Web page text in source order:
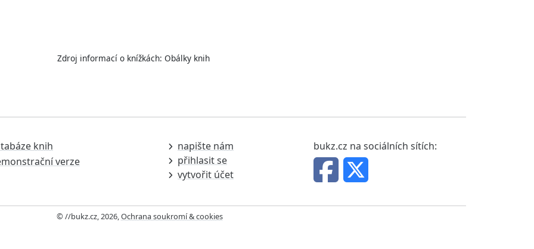
Zdroj informací o knížkách: Obálky knih
knih
verze
napište nám
přihlasit se
vytvořit účet
bukz.cz na sociálních sítích:
© //bukz.cz, 2026,Ochrana soukromí & cookies